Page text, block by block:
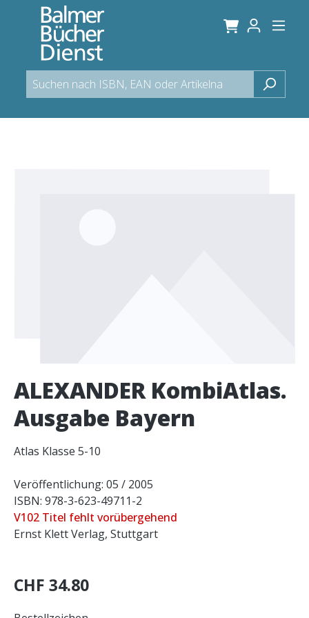
springen
ALEXANDER KombiAtlas.
Ausgabe Bayern
Atlas Klasse 5-10
Veröffentlichung: 05 / 2005
ISBN: 978-3-623-49711-2
V102 Titel fehlt vorübergehend
Ernst Klett Verlag, Stuttgart
CHF 34.80